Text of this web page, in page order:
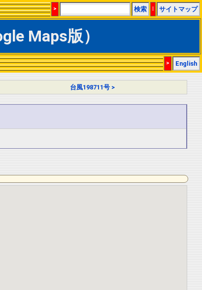
> 検索 | サイトマップ
Maps版）
> English
台風198711号 >